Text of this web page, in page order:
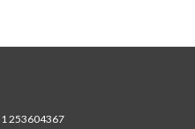
253604367